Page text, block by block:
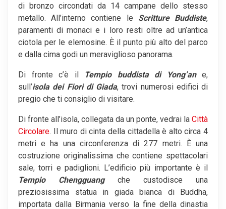
di bronzo circondati da 14 campane dello stesso
metallo. All’interno contiene le Scritture Buddiste,
paramenti di monaci e i loro resti oltre ad un’antica
ciotola per le elemosine. È il punto più alto del parco
e dalla cima godi un meraviglioso panorama.
Di fronte c’è il Tempio buddista di Yong’ane,
sull’isola dei Fiori di Giada, trovi numerosi edifici di
pregio che ti consiglio di visitare.
Di fronte all’isola, collegata da un ponte, vedrai la Città
Circolare. Il muro di cinta della cittadella è alto circa 4
metri e ha una circonferenza di 277 metri. È una
costruzione originalissima che contiene spettacolari
sale, torri e padiglioni. L’edificio più importante è il
Tempio Chengguangche custodisce una
preziosissima statua in giada bianca di Buddha,
importata dalla Birmania verso la fine della dinastia